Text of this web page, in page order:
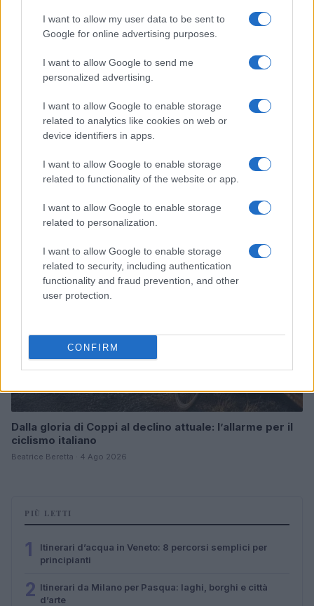
I want to allow my user data to be sent to
Google for online advertising purposes.
I want to allow Google to send me
personalized advertising.
I want to allow Google to enable storage
related to analytics like cookies on web or
device identifiers in apps.
I want to allow Google to enable storage
related to functionality of the website or app.
I want to allow Google to enable storage
related to personalization.
I want to allow Google to enable storage
related to security, including authentication
functionality and fraud prevention, and other
user protection.
CONFIRM
Odissea e Spider-Man: i film che hanno rivoluzionato
l’estate al cinema
Dalla gloria di Coppi al declino attuale: l’allarme per il
ciclismo italiano
Beatrice Beretta · 4 Ago 2026
PIÙ LETTI
1
Itinerari d’acqua in Veneto: 8 percorsi semplici per
principianti
2 Itinerari da Milano per Pasqua: laghi, borghi e città
d’arte